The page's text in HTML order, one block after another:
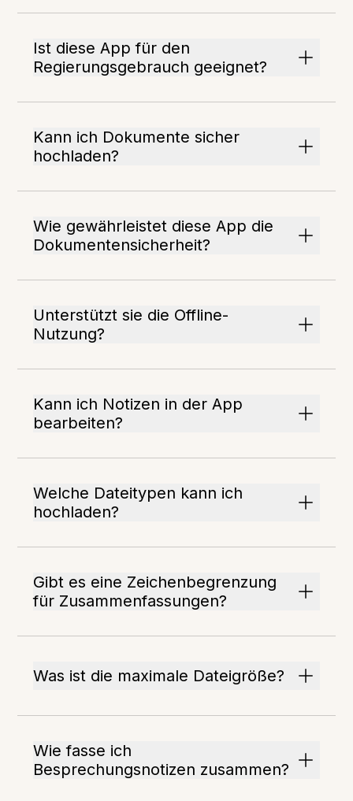
Ist diese App für den
Regierungsgebrauch geeignet?
Kann ich Dokumente sicher
hochladen?
Wie gewährleistet diese App die
Dokumentensicherheit?
Unterstützt sie die Offline-
Nutzung?
Kann ich Notizen in der App
bearbeiten?
Welche Dateitypen kann ich
hochladen?
Gibt es eine Zeichenbegrenzung
für Zusammenfassungen?
Was ist die maximale Dateigröße?
Wie fasse ich
Besprechungsnotizen zusammen?